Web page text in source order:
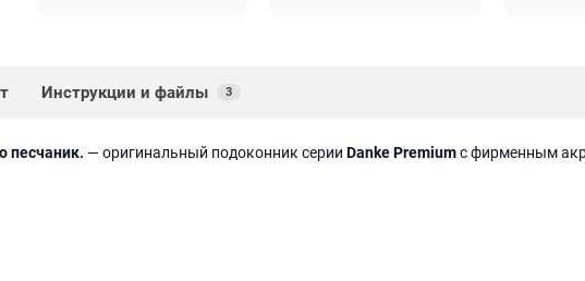
Инструкции и файлы 3
песчаник. — оригинальный подоконник серии Danke Premiumс фирменным